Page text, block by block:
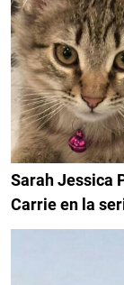
Sarah Jessica
Carrie en la